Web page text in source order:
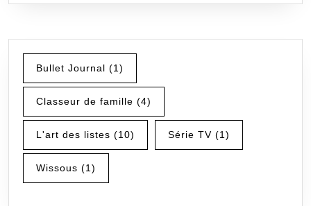
Bullet Journal (1)
Classeur de famille (4)
L'art des listes (10) Série TV (1)
Wissous (1)